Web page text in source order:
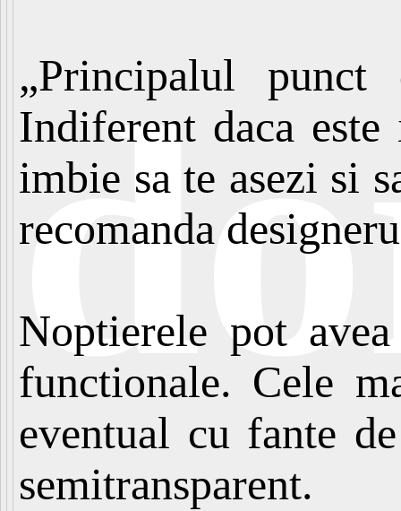
„Principalul
Indiferent daca
imbie sa te asezi si
recomanda
Noptierele pot
functionale. Cele
eventual cu fante
semitransparent.